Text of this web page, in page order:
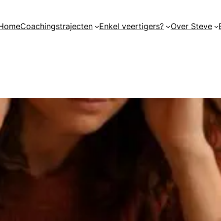
Coachingstrajecten Enkel veertigers? Over Steve